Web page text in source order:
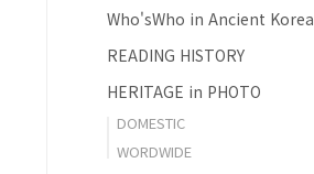
Who'sWho in Ancient Korea
READING HISTORY
HERITAGE in PHOTO
DOMESTIC
WORDWIDE